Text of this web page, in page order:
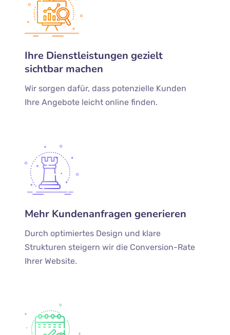
Ihre Dienstleistungen gezielt
sichtbar machen
Wir sorgen dafür, dass potenzielle Kunden
Ihre Angebote leicht online finden.
Mehr Kundenanfragen generieren
Durch optimiertes Design und klare
Strukturen steigern wir die Conversion-Rate
Ihrer Website.